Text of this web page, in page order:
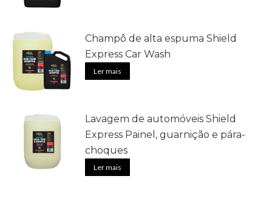
Champô de alta espuma Shield
Express Car Wash
Ler mais
Lavagem de automóveis Shield
Express Painel, guarnição e pára-
choques
Ler mais